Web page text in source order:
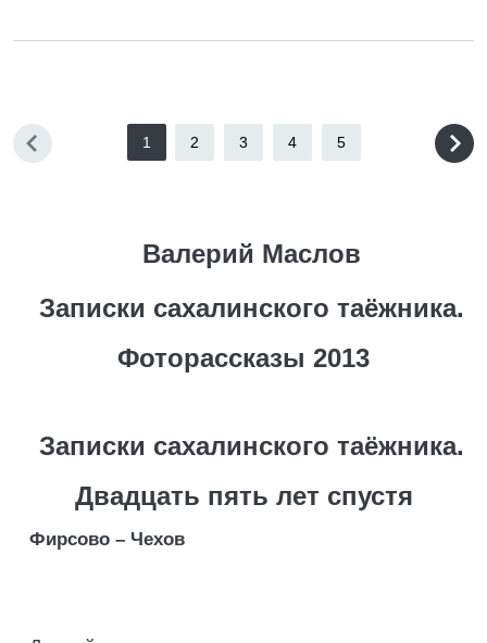
1 2 3 4 5
Валерий Маслов
Записки сахалинского таёжника.
Фоторассказы 2013
Записки сахалинского таёжника.
Двадцать пять лет спустя
Фирсово – Чехов